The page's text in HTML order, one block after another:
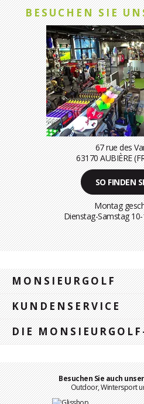
BESUCHEN SIE
67 rue des
63170 AUBIÈRE
SO FINDEN
Montag
Dienstag-Samstag
MONSIEURGOLF
KUNDENSERVICE
DIE
Besuchen Sie auch
Outdoor, Wintersport